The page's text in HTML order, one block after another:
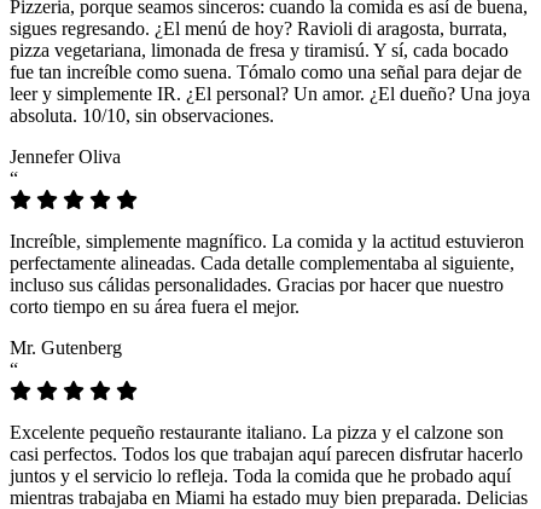
Pizzeria, porque seamos sinceros: cuando la comida es así de buena,
sigues regresando. ¿El menú de hoy? Ravioli di aragosta, burrata,
pizza vegetariana, limonada de fresa y tiramisú. Y sí, cada bocado
fue tan increíble como suena. Tómalo como una señal para dejar de
leer y simplemente IR. ¿El personal? Un amor. ¿El dueño? Una joya
absoluta. 10/10, sin observaciones.
Jennefer Oliva
“
Increíble, simplemente magnífico. La comida y la actitud estuvieron
perfectamente alineadas. Cada detalle complementaba al siguiente,
incluso sus cálidas personalidades. Gracias por hacer que nuestro
corto tiempo en su área fuera el mejor.
Mr. Gutenberg
“
Excelente pequeño restaurante italiano. La pizza y el calzone son
casi perfectos. Todos los que trabajan aquí parecen disfrutar hacerlo
juntos y el servicio lo refleja. Toda la comida que he probado aquí
mientras trabajaba en Miami ha estado muy bien preparada. Delicias